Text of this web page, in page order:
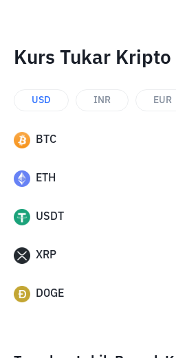
Kurs Tukar Kripto
USD INR EUR
BTC
ETH
USDT
XRP
DOGE